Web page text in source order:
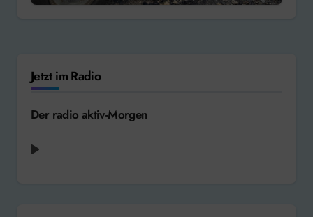
Jetzt im Radio
Der radio aktiv-Morgen